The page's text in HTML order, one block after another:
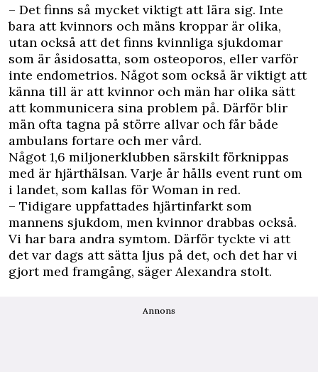
– Det finns så mycket viktigt att lära sig. Inte
bara att kvinnors och mäns kroppar är olika,
utan också att det finns kvinnliga sjukdomar
som är åsidosatta, som osteoporos, eller varför
inte endometrios. Något som också är viktigt att
känna till är att kvinnor och män har olika sätt
att kommunicera sina problem på. Därför blir
män ofta tagna på större allvar och får både
ambulans fortare och mer vård.
Något 1,6 miljonerklubben särskilt förknippas
med är hjärthälsan. Varje år hålls event runt om
i landet, som kallas för Woman in red.
– Tidigare uppfattades hjärtinfarkt som
mannens sjukdom, men kvinnor drabbas också.
Vi har bara andra symtom. Därför tyckte vi att
det var dags att sätta ljus på det, och det har vi
gjort med framgång, säger Alexandra stolt.
Annons